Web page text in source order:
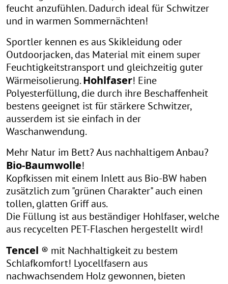
feucht anzufühlen. Dadurch ideal für Schwitzer
und in warmen Sommernächten!
Sportler kennen es aus Skikleidung oder
Outdoorjacken, das Material mit einem super
Feuchtigkeitstransport und gleichzeitig guter
Wärmeisolierung.Hohlfaser! Eine
Polyesterfüllung, die durch ihre Beschaffenheit
bestens geeignet ist für stärkere Schwitzer,
ausserdem ist sie einfach in der
Waschanwendung.
Mehr Natur im Bett? Aus nachhaltigem Anbau?
Bio-Baumwolle!
Kopfkissen mit einem Inlett aus Bio-BW haben
zusätzlich zum "grünen Charakter" auch einen
tollen, glatten Griff aus.
Die Füllung ist aus beständiger Hohlfaser, welche
aus recycelten PET-Flaschen hergestellt wird!
Tencel ® mit Nachhaltigkeit zu bestem
Schlafkomfort! Lyocellfasern aus
nachwachsendem Holz gewonnen, bieten